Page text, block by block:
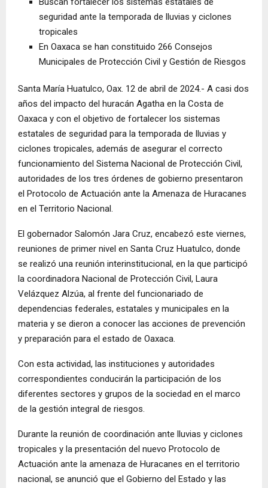
seguridad ante la temporada de lluvias y ciclones
tropicales
En Oaxaca se han constituido 266 Consejos
Municipales de Protección Civil y Gestión de Riesgos
Santa María Huatulco, Oax. 12 de abril de 2024.- A casi dos
años del impacto del huracán Agatha en la Costa de
Oaxaca y con el objetivo de fortalecer los sistemas
estatales de seguridad para la temporada de lluvias y
ciclones tropicales, además de asegurar el correcto
funcionamiento del Sistema Nacional de Protección Civil,
autoridades de los tres órdenes de gobierno presentaron
el Protocolo de Actuación ante la Amenaza de Huracanes
en el Territorio Nacional.
El gobernador Salomón Jara Cruz, encabezó este viernes,
reuniones de primer nivel en Santa Cruz Huatulco, donde
se realizó una reunión interinstitucional, en la que participó
la coordinadora Nacional de Protección Civil, Laura
Velázquez Alzúa, al frente del funcionariado de
dependencias federales, estatales y municipales en la
materia y se dieron a conocer las acciones de prevención
y preparación para el estado de Oaxaca.
Con esta actividad, las instituciones y autoridades
correspondientes conducirán la participación de los
diferentes sectores y grupos de la sociedad en el marco
de la gestión integral de riesgos.
Durante la reunión de coordinación ante lluvias y ciclones
tropicales y la presentación del nuevo Protocolo de
Actuación ante la amenaza de Huracanes en el territorio
nacional, se anunció que el Gobierno del Estado y las